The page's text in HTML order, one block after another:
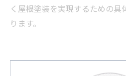
く屋根塗装を実現するための具
ります。